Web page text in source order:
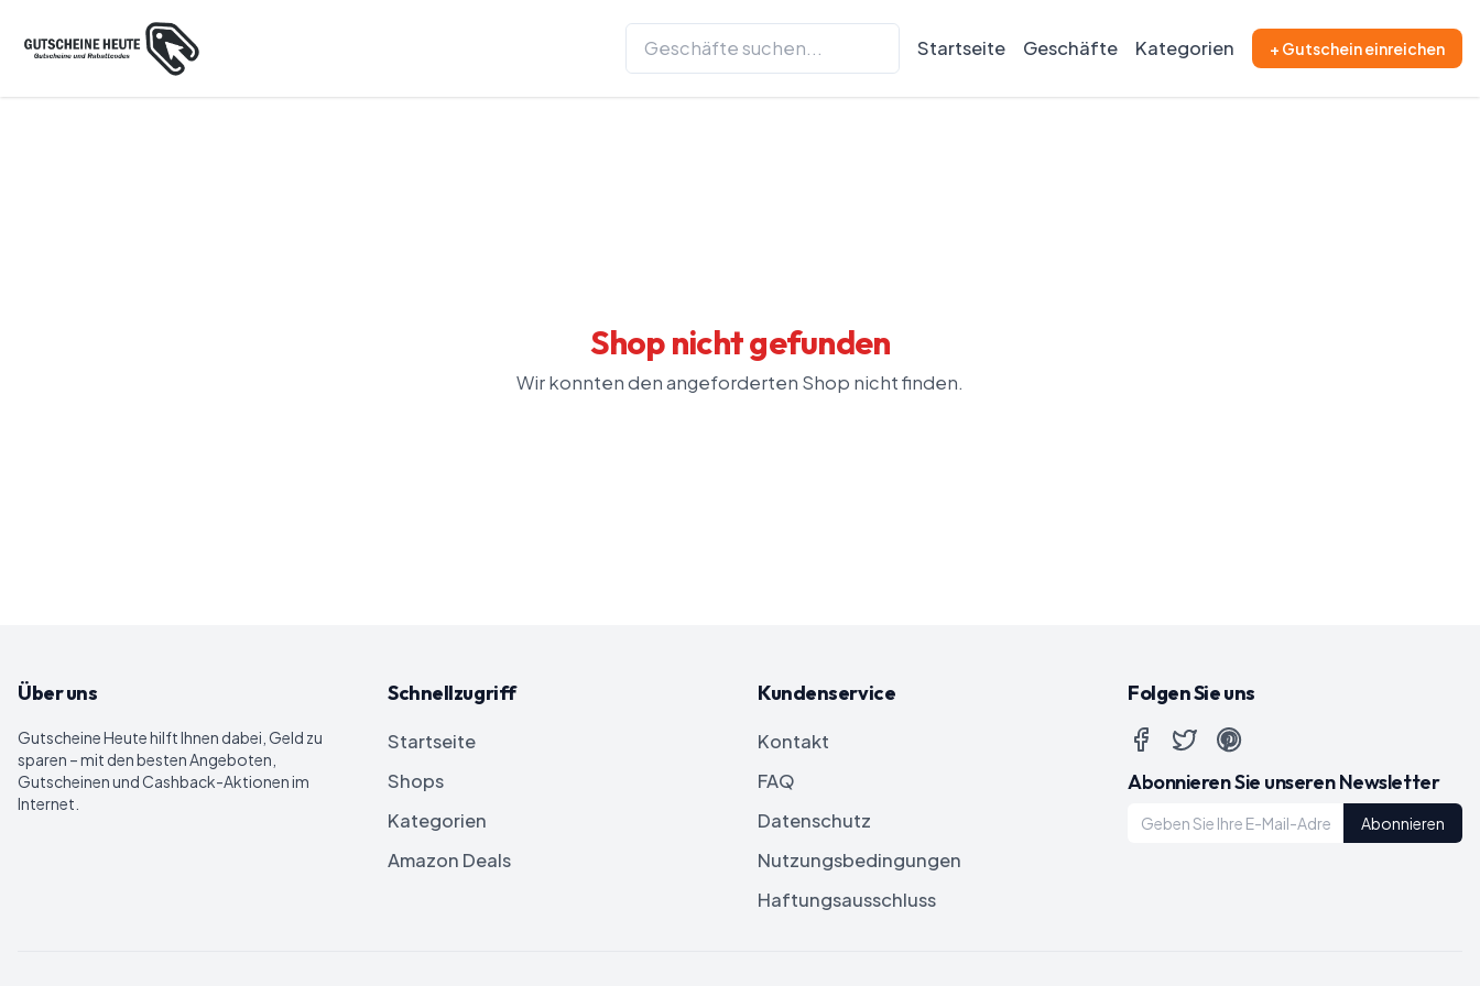
Startseite Geschäfte Kategorien + Gutschein einreichen
Shop nicht gefunden
Wir konnten den angeforderten Shop nicht finden.
Über uns
Gutscheine Heutehilft Ihnen dabei, Geld zu
sparen – mit den besten Angeboten,
Gutscheinen und Cashback-Aktionen im
Internet.
Schnellzugriff
Startseite
Shops
Kategorien
Amazon Deals
Kundenservice
Kontakt
FAQ
Datenschutz
Nutzungsbedingungen
Haftungsausschluss
Folgen Sie uns
Abonnieren Sie unseren Newsletter
Abonnieren